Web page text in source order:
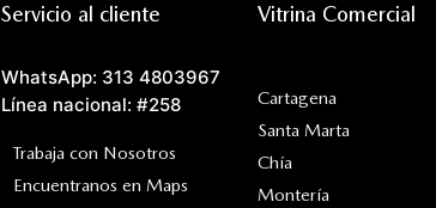
Servicio al cliente
WhatsApp: 313 4803967
Línea nacional: #258
Trabaja con Nosotros
Encuentranos en Maps
Vitrina Comercial
Cartagena
Santa Marta
Chía
Montería